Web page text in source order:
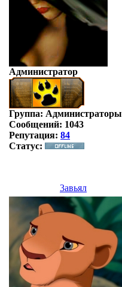
Администратор
Группа: Администраторы
Сообщений: 1043
Репутация: 84
Статус:
3авьял